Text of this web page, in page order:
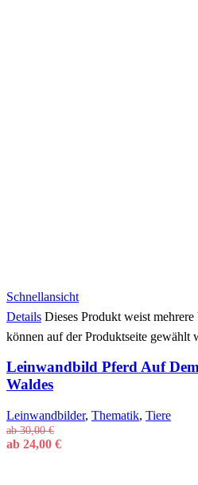
Schnellansicht
Details Dieses Produkt weist
können auf der Produktseite gewählt
Leinwandbild Pferd Auf
Waldes
Leinwandbilder, Thematik, Tiere
ab30,00€
ab 24,00 €